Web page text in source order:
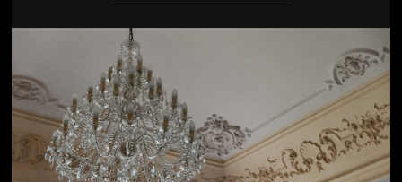
Jön még kép!